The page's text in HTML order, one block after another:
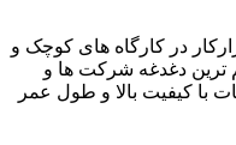
در کارگاه های کوچک و
ترین دغدغه شرکت ها و
با کیفیت بالا و طول عمر